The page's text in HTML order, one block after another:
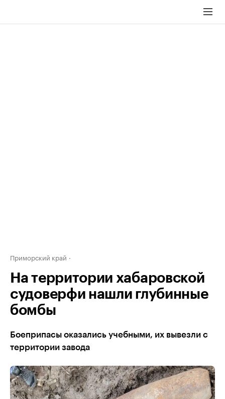
Приморский край
На территории хабаровской
судоверфи нашли глубинные
бомбы
Боеприпасы оказались учебными, их вывезли с
территории завода